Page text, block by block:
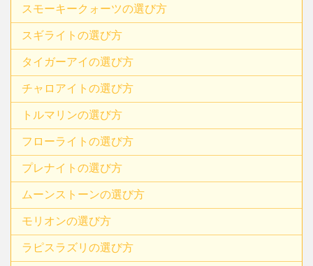
スモーキークォーツの選び方
スギライトの選び方
タイガーアイの選び方
チャロアイトの選び方
トルマリンの選び方
フローライトの選び方
プレナイトの選び方
ムーンストーンの選び方
モリオンの選び方
ラピスラズリの選び方